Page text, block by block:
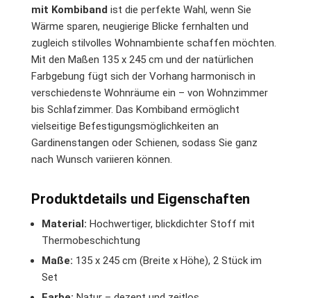
mit Kombiband ist die perfekte Wahl, wenn Sie
Wärme sparen, neugierige Blicke fernhalten und
zugleich stilvolles Wohnambiente schaffen möchten.
Mit den Maßen 135 x 245 cm und der natürlichen
Farbgebung fügt sich der Vorhang harmonisch in
verschiedenste Wohnräume ein – von Wohnzimmer
bis Schlafzimmer. Das Kombiband ermöglicht
vielseitige Befestigungsmöglichkeiten an
Gardinenstangen oder Schienen, sodass Sie ganz
nach Wunsch variieren können.
Produktdetails und Eigenschaften
Material: Hochwertiger, blickdichter Stoff mit
Thermobeschichtung
Maße: 135 x 245 cm (Breite x Höhe), 2 Stück im
Set